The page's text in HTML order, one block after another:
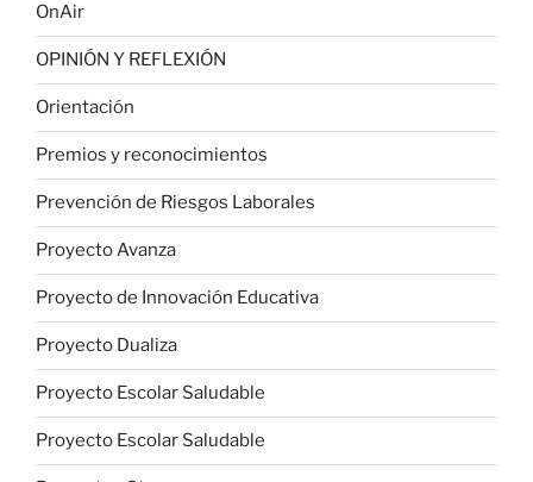
OnAir
OPINIÓN Y REFLEXIÓN
Orientación
Premios y reconocimientos
Prevención de Riesgos Laborales
Proyecto Avanza
Proyecto de Innovación Educativa
Proyecto Dualiza
Proyecto Escolar Saludable
Proyecto Escolar Saludable